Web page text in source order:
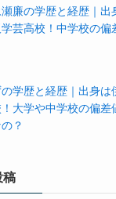
廉の学歴と経歴｜出
芸高校！中学校の偏
学歴と経歴｜出身は
大学や中学校の偏差
？
稿